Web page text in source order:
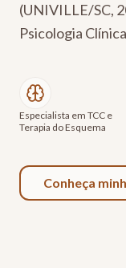
(UNIVILLE/SC,
Psicologia
Especialista em TCC e
Terapia do Esquema
Conheça